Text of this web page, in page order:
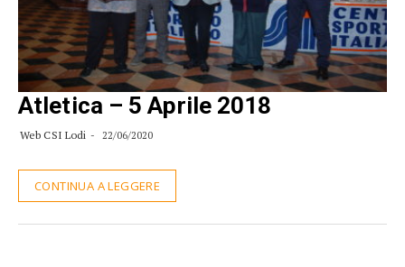
Atletica – 5 Aprile 2018
Web CSI Lodi 22/06/2020
CONTINUA A LEGGERE